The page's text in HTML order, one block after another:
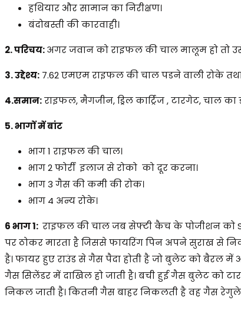
हथियार और सामान का निरीक्षण।
बंदोबस्ती की कारवाही।
2. परिचय:अगर जवान को राइफल की चाल मालूम हो तो
3. उद्देश्य: 7.62 एमएम राइफल की चाल पडने वाली रोके
4.समान:राइफल, मैगजीन, ड्रिल कार्ट्रिज , टारगेट, चाल
5. भागों में बांट
भाग 1 राइफल की चाल।
भाग 2 फोर्री इलाज से रोको को दूर करना।
भाग 3 गैस की कमी की रोक।
भाग 4 अन्य रोके।
6 भाग 1: राइफल की चाल जब सेफ्टी कैच के पोजीशन को
पर ठोकर मारता है जिससे फायरिंग पिन अपने सुराख से
है। फायर हुए राउंड से गैस पैदा होती है जो बुलेट को
गैस सिलेंडर में दाखिल हो जाती है। बची हुई गैस बुलेट को
निकल जाती है। कितनी गैस बाहर निकलती है वह गैस